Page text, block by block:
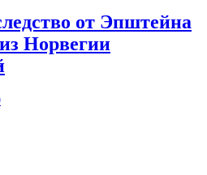
от Эпштейна
Норвегии